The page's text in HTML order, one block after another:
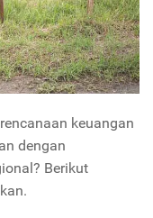
keuangan
dengan
Berikut